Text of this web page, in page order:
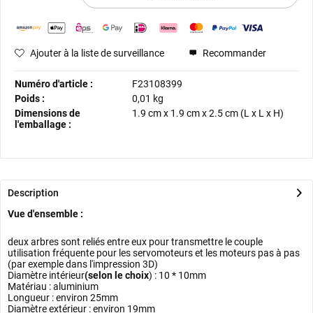
Ajouter à la liste de surveillance Recommander
Numéro d'article :
F23108399
Poids :
0,01 kg
Dimensions de
l'emballage :
1.9 cmx 1.9 cmx2.5 cm (L x L x H)
Description
Vue d'ensemble :
deux arbres sont reliés entre eux pour transmettre le couple
utilisation fréquente pour les servomoteurs et les moteurs pas à pas
(par exemple dans l'impression 3D)
Diamètre intérieur(selon le choix) : 10 * 10mm
Matériau : aluminium
Longueur : environ 25mm
Diamètre extérieur : environ 19mm